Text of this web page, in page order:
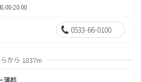
20:00
0533-66-0100
から 1837m
蒲郡